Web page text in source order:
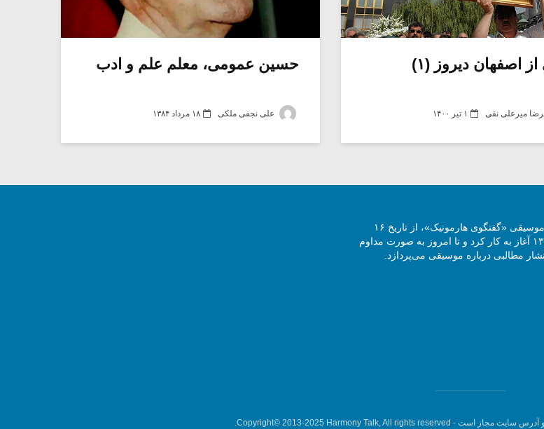
اصفهان دیروز (۱)
میرعلی نقی ۱ تیر ۱۴۰۰
حسین عمومی، معلم علم و ادب
علی نجفی ملکی ۱۸ مرداد ۱۳۸۴
مجله آنلاین موسیقی «گفتگوی هارمونیک»، از تاریخ ۱۶
فروردین ۱۳۸۳ آغاز به کار کرد و تا امروز به صورت مداوم
مطالبی درباره موسیقی می‌پردازد.
و آدرس سایت مجاز است - Copyright© 2013-2025 Harmony Talk, All rights reserved.